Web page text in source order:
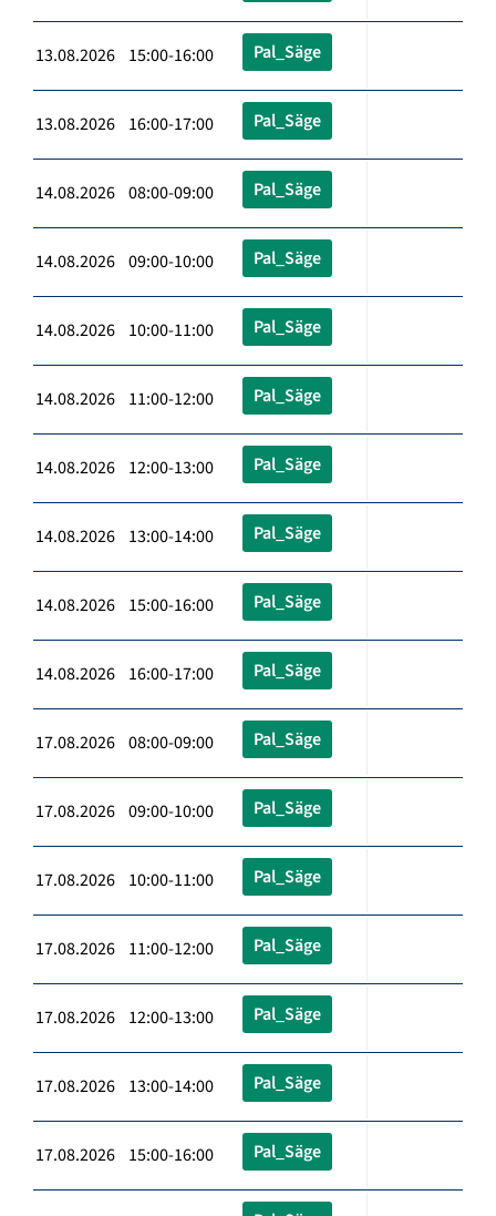
13.08.2026 15:00-16:00 Pal_Säge
13.08.2026 16:00-17:00 Pal_Säge
14.08.2026 08:00-09:00 Pal_Säge
14.08.2026 09:00-10:00 Pal_Säge
14.08.2026 10:00-11:00 Pal_Säge
14.08.2026 11:00-12:00 Pal_Säge
14.08.2026 12:00-13:00 Pal_Säge
14.08.2026 13:00-14:00 Pal_Säge
14.08.2026 15:00-16:00 Pal_Säge
14.08.2026 16:00-17:00 Pal_Säge
17.08.2026 08:00-09:00 Pal_Säge
17.08.2026 09:00-10:00 Pal_Säge
17.08.2026 10:00-11:00 Pal_Säge
17.08.2026 11:00-12:00 Pal_Säge
17.08.2026 12:00-13:00 Pal_Säge
17.08.2026 13:00-14:00 Pal_Säge
17.08.2026 15:00-16:00 Pal_Säge